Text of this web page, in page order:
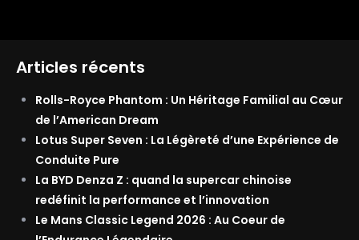
Articles récents
Rolls-Royce Phantom : Un Héritage Familial au Cœur
de l’American Dream
Lotus Super Seven : La Légèreté d’une Expérience de
Conduite Pure
La BYD Denza Z : quand la supercar chinoise
redéfinit la performance et l’innovation
Le Mans Classic Legend 2026 : Au Coeur de